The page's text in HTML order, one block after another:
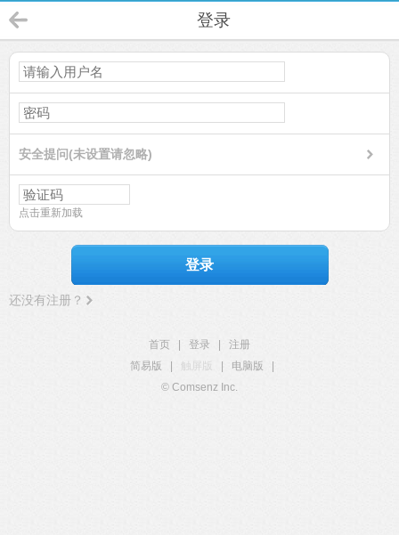
登录
安全提问(未设置请忽略)
点击重新加载
登录
还没有注册？
首页 登录
注册
简易版
触屏版 电脑版
© Comsenz Inc.